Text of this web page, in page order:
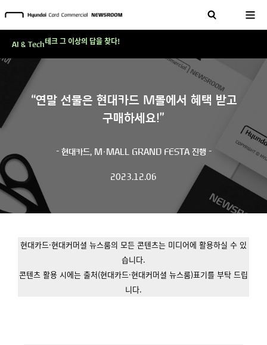
“연말 선물은 현대카드 M몰에서 혜택 받고
구매하세요!”
- 현대카드, M·MALL GRAND FESTA 진행 -
2023.12.06
현대카드·현대커머셜 뉴스룸의 모든 콘텐츠는 미디어에 활용하실 수 있
습니다.
콘텐츠 활용 시에는 출처(현대카드·현대커머셜 뉴스룸)표기를 부탁 드립
니다.
AI & Tech테크 그 이상의 답을 찾다!
현대카드, 스테이블코인 국제송금 실제 도입 가능한 수준 준비 마쳐
테크 그 이상의 답을 찾다!